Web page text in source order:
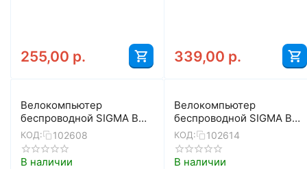
255,00 р. 339,00 р.
Велокомпьютер
беспроводной SIGMA BC
5.0 WL ATS (чёрный)
КОД: 102608
В наличии
Велокомпьютер
беспроводной SIGMA BC
14.0 WL STS (черный)
КОД: 102614
В наличии